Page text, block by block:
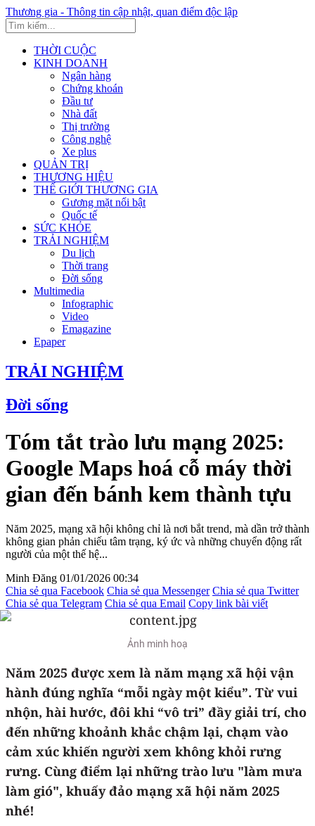
Thương gia - Thông tin cập nhật, quan điểm độc lập
THỜI CUỘC
KINH DOANH
Ngân hàng
Chứng khoán
Đầu tư
Nhà đất
Thị trường
Công nghệ
Xe plus
QUẢN TRỊ
THƯƠNG HIỆU
THẾ GIỚI THƯƠNG GIA
Gương mặt nổi bật
Quốc tế
SỨC KHỎE
TRẢI NGHIỆM
Du lịch
Thời trang
Đời sống
Multimedia
Infographic
Video
Emagazine
Epaper
TRẢI NGHIỆM
Đời sống
Tóm tắt trào lưu mạng 2025:
Google Maps hoá cỗ máy thời
gian đến bánh kem thành tựu
Năm 2025, mạng xã hội không chỉ là nơi bắt trend, mà dần trở thành
không gian phản chiếu tâm trạng, ký ức và những chuyển động rất
người của một thế hệ...
Minh Đăng 01/01/2026 00:34
Chia sẻ qua Facebook Chia sẻ qua Messenger Chia sẻ qua Twitter
Chia sẻ qua Telegram Chia sẻ qua Email Copy link bài viết
Ảnh minh hoạ
Năm 2025 được xem là năm mạng xã hội vận
hành đúng nghĩa “mỗi ngày một kiểu”. Từ vui
nhộn, hài hước, đôi khi “vô tri” đầy giải trí, cho
đến những khoảnh khắc chậm lại, chạm vào
cảm xúc khiến người xem không khỏi rưng
rưng. Cùng điểm lại những trào lưu "làm mưa
làm gió", khuấy đảo mạng xã hội năm 2025
nhé!